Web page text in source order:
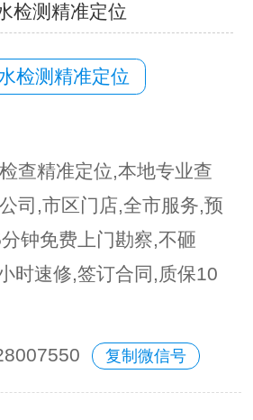
检测精准定位
检测精准定位
查精准定位,本地专业查
司,市区门店,全市服务,预
钟免费上门勘察,不砸
时速修,签订合同,质保10
复制微信号